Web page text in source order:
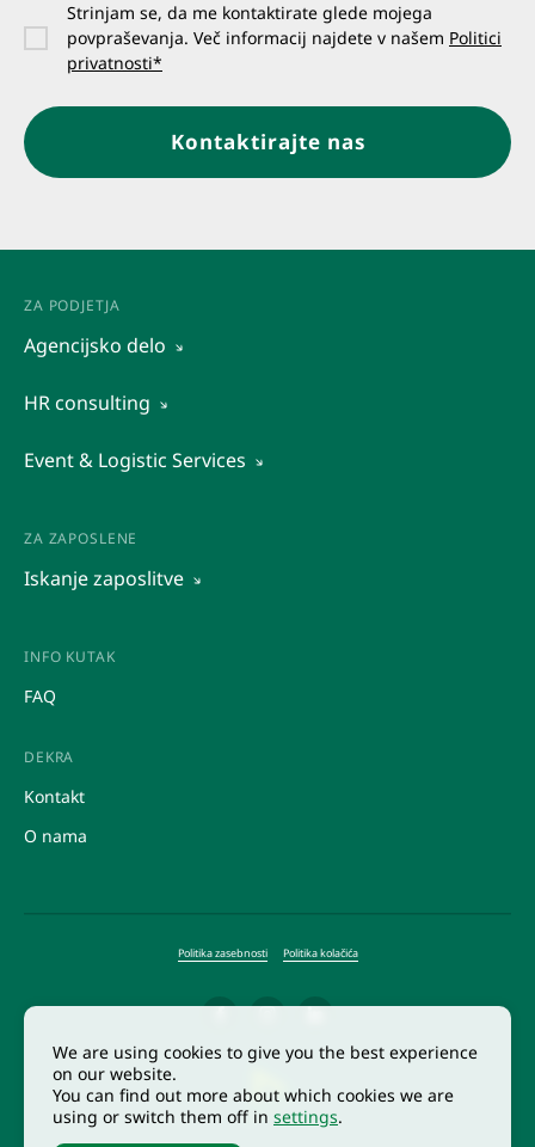
Strinjam se, da me kontaktirate glede mojega
povpraševanja. Več informacij najdete v našem Politici
privatnosti*
Kontaktirajte nas
ZA PODJETJA
Agencijsko delo
Outsourcing
HR consulting
Event & Logistic Services
Raziskava trga
Promocije
ZA ZAPOSLENE
Iskanje zaposlitve
Posredovanje
Študentska dela
INFO KUTAK
FAQ
DEKRA
Kontakt
O nama
Politika zasebnosti Politika kolačića
We are using cookies to give you the best experience
on our website.
You can find out more about which cookies we are
using or switch them off in settings.